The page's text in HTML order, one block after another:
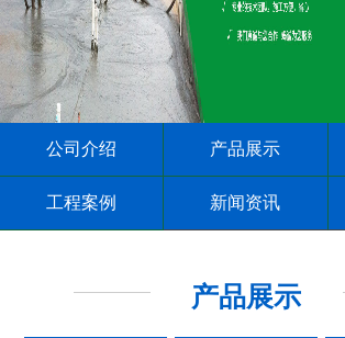
公司介绍 产品展示
工程案例 新闻资讯
产品展示